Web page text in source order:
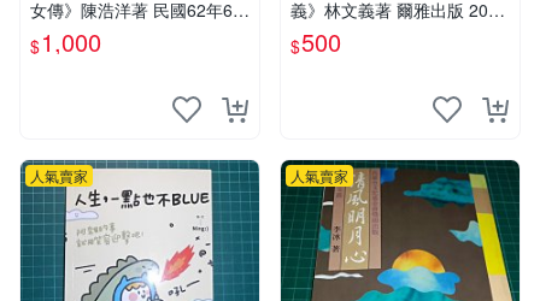
女傳》陳浩洋著 民國62年6月
出版 【CS超聖文化讚】
$1,000
義》林文義著 爾雅出版 2018
年初版【CS超聖文化讚】
$500
人氣賣家 人氣賣家